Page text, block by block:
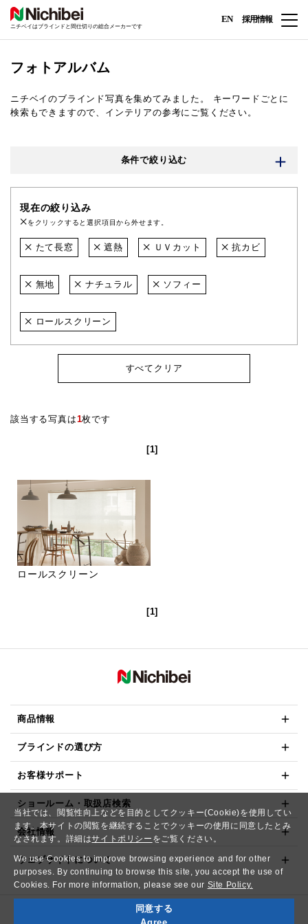
当社では、閲覧性向上などを目的としてクッキー(Cookie)を使用してい
ます。本サイトの閲覧を継続することでクッキーの使用に同意したとみ
なされます。詳細はサイトポリシー をご覧ください。
We use Cookies to improve browsing experience and for other
purposes. By continuing to browse this site, you accept the use of
Cookies. For more information, please see our Site Policy.
同意する
ニチベイはブラインドと間仕切りの総合メーカーです
EN 採用情報
フォトアルバム
ニチベイのブラインド写真を集めてみました。
キーワードごとに
検索もできますので、インテリアの参考にご覧ください。
条件で絞り込む
現在の絞り込み
をクリックすると選択項目から外せます。
たて長窓 遮熱 ＵＶカット 抗カビ
無地 ナチュラル ソフィー
ロールスクリーン
すべてクリア
該当する写真は1枚です
[1]
ロールスクリーン
[1]
商品情報
ブラインドの選び方
お客様サポート
ショールーム・取扱店検索
会社情報
ウェブサイトについて
Copyright© NICHIBEI CO.,LTD. All Rights Reserved.